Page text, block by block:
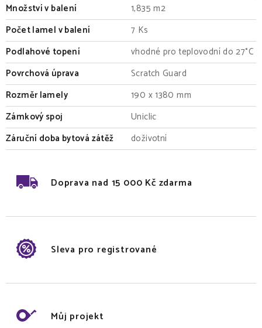
Množství v balení
1,835 m2
Počet lamel v balení
7 Ks
Podlahové topení
vhodné pro teplovodní do 27°C
Povrchová úprava
Scratch Guard
Rozměr lamely
190 x 1380 mm
Zámkový spoj
Uniclic
Záruční doba bytová zátěž
doživotní
Doprava nad 15 000 Kč zdarma
Sleva pro registrované
Můj projekt